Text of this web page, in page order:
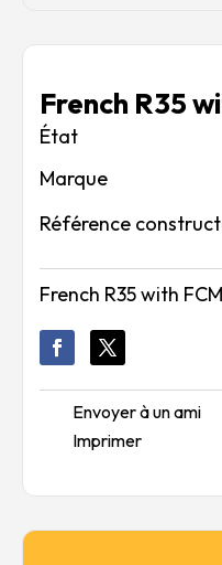
French R35
Marque
Référence
French R35 with
Envoyer à un ami
Imprimer